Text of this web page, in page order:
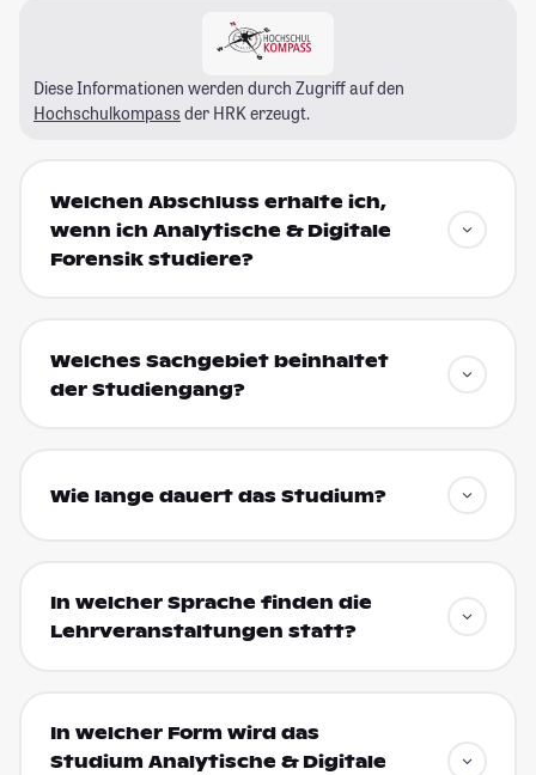
Diese Informationen werden durch Zugriff auf den
Hochschulkompass der HRK erzeugt.
Welchen Abschluss erhalte ich,
wenn ich Analytische & Digitale
Forensik studiere?
Welches Sachgebiet beinhaltet
der Studiengang?
Wie lange dauert das Studium?
In welcher Sprache finden die
Lehrveranstaltungen statt?
In welcher Form wird das
Studium Analytische & Digitale